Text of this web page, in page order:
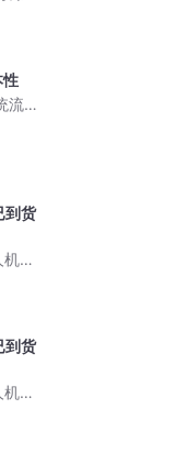
性
流 |
到货
群
到货
群